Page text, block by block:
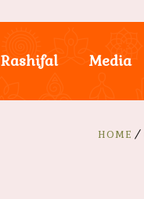
Rashifal Media
HOME